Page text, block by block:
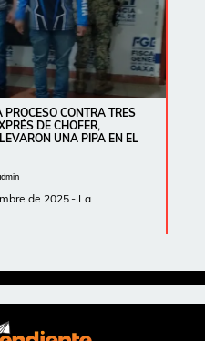
CONTRA TRES
DE CHOFER,
UNA PIPA EN EL
de 2025.- La …